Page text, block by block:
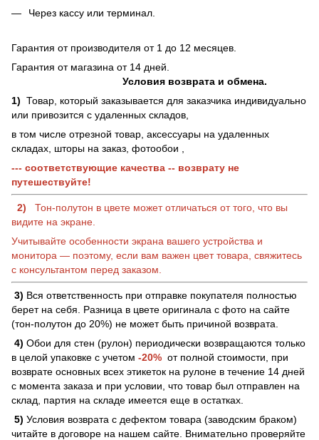
Через кассу или терминал.
Гарантия от производителя от 1 до 12 месяцев.
Гарантия от магазина от 14 дней.
Условия возврата и обмена.
1) Товар, который заказывается для заказчика индивидуально
или привозится с удаленных складов,
в том числе отрезной товар, аксессуары на удаленных
складах, шторы на заказ, фотообои ,
--- соответствующие качества -- возврату не
путешествуйте!
2)
Тон-полутон в цвете может отличаться от того, что вы
видите на экране.
Учитывайте особенности экрана вашего устройства и
монитора — поэтому, если вам важен цвет товара, свяжитесь
с консультантом перед заказом.
3) Вся ответственность при отправке покупателя полностью
берет на себя. Разница в цвете оригинала с фото на сайте
(тон-полутон до 20%) не может быть причиной возврата.
4) Обои для стен (рулон) периодически возвращаются только
в целой упаковке с учетом -20% от полной стоимости, при
возврате основных всех этикеток на рулоне в течение 14 дней
с момента заказа и при условии, что товар был отправлен на
склад, партия на складе имеется еще в остатках.
5) Условия возврата с дефектом товара (заводским браком)
читайте в договоре на нашем сайте. Внимательно проверяйте